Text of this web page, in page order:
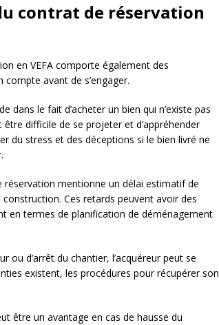
contrat de réservation
en VEFA comporte également des
avant de s’engager.
dans le fait d’acheter un bien qui n’existe pas
difficile de se projeter et d’appréhender
du stress et des déceptions si le bien livré ne
réservation mentionne un délai estimatif de
Ces retards peuvent avoir des
en termes de planification de déménagement
ou d’arrêt du chantier, l’acquéreur peut se
existent, les procédures pour récupérer son
être un avantage en cas de hausse du